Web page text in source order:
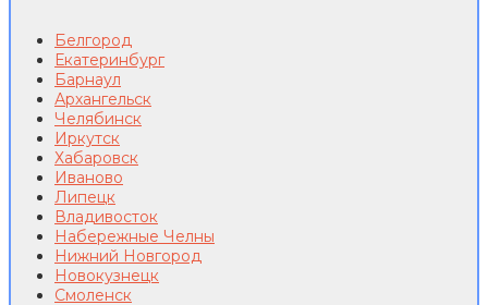
Белгород
Екатеринбург
Барнаул
Архангельск
Челябинск
Иркутск
Хабаровск
Иваново
Липецк
Владивосток
Набережные Челны
Нижний Новгород
Новокузнецк
Смоленск